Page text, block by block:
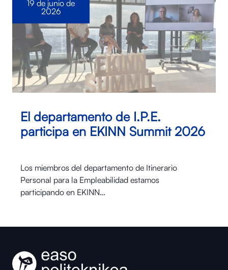
El departamento de I.P.E.
participa en EKINN Summit 2026
Los miembros del departamento de Itinerario
Personal para la Empleabilidad estamos
participando en EKINN…
19 de junio de
2026